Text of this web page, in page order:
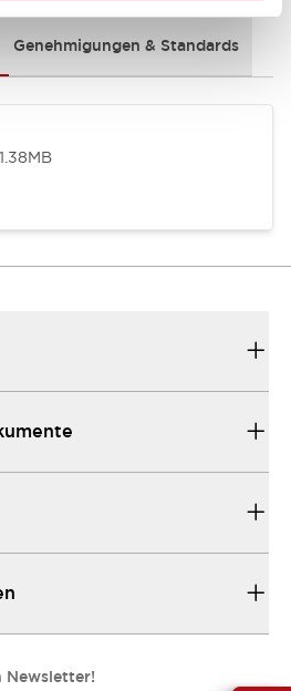
Genehmigungen & Standards
1.38MB
Newsletter!